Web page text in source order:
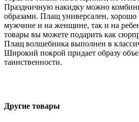
Праздничную накидку можно
образами. Плащ универсален, хорошо
мужчине и на женщине, так и на
товары вы можете подарить как
Плащ волшебника выполнен в
Широкий покрой придает образу
таинственности.
Другие товары